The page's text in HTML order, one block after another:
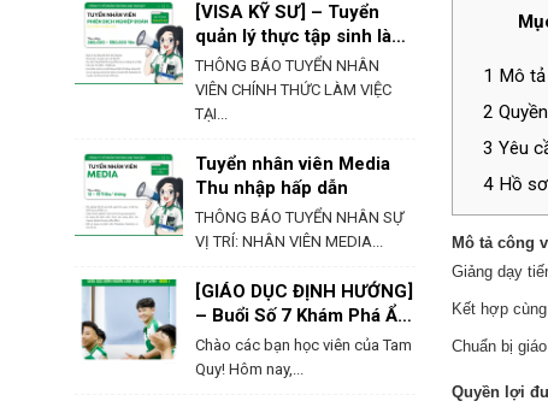
[VISA KỸ SƯ] – Tuyển
quản lý thực tập sinh làm
việc tại Hokkaido
THÔNG BÁO TUYỂN NHÂN
VIÊN CHÍNH THỨC LÀM VIỆC
TẠI...
Tuyển nhân viên Media
Thu nhập hấp dẫn
THÔNG BÁO TUYỂN NHÂN SỰ
VỊ TRÍ: NHÂN VIÊN MEDIA...
[GIÁO DỤC ĐỊNH HƯỚNG]
– Buổi Số 7 Khám Phá Ẩm
Thực & Phong Tục Của
Nhật Bản
Chào các bạn học viên của Tam
Quy! Hôm nay,...
1 Mô
2
3 Yêu
4Hồ sơ
Mô tả công
Giảng dạy
Kết hợp
Chuẩn bị
Quyền lợi